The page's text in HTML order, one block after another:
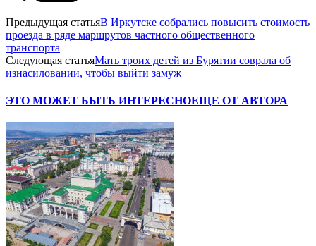
Предыдущая статьяВ Иркутске собрались повысить стоимость
проезда в ряде маршрутов частного общественного
транспорта
Следующая статьяМать троих детей из Бурятии соврала об
изнасиловании, чтобы выйти замуж
ЭТО МОЖЕТ БЫТЬ ИНТЕРЕСНОЕЩЕ ОТ АВТОРА